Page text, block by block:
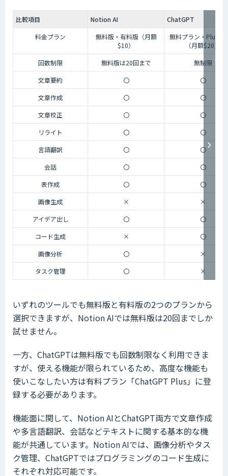
比較項目 Notion AI
ChatGPT
料金プラン
無料版・有料版（月額
$10）
無料プラン・Plusプ
（月額$20）
回数制限
無料版は20回まで
無制限
文章要約
〇
〇
文章作成
〇
〇
文章校正
〇
〇
リライト
〇
〇
言語翻訳
〇
〇
会話
〇
〇
表作成
〇
〇
画像生成
×
×
アイデア出し
〇
〇
コード生成
×
〇
画像分析
〇
×
タスク管理
〇 ×
いずれのツールでも無料版と有料版の2つのプランから
選択できますが、Notion AIでは無料版は20回までしか
試せません。
一方、ChatGPTは無料版でも回数制限なく利用できま
すが、使える機能が限られているため、高度な機能も
使いこなしたい方は有料プラン「ChatGPT Plus」に登
録する必要があります。
機能面に関して、Notion AIとChatGPT両方で文章作成
や多言語翻訳、会話などテキストに関する基本的な機
能が共通しています。Notion AIでは、画像分析やタス
ク管理、ChatGPTではプログラミングのコード生成に
それぞれ対応可能です。